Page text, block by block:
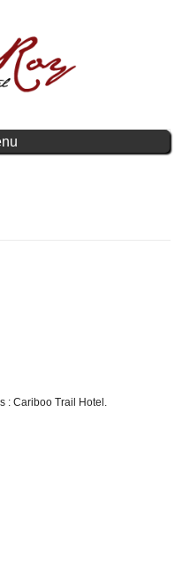
: Cariboo Trail Hotel.